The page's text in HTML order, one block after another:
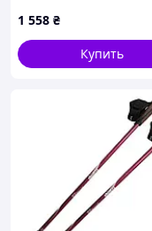
1 558 ₴
Купить